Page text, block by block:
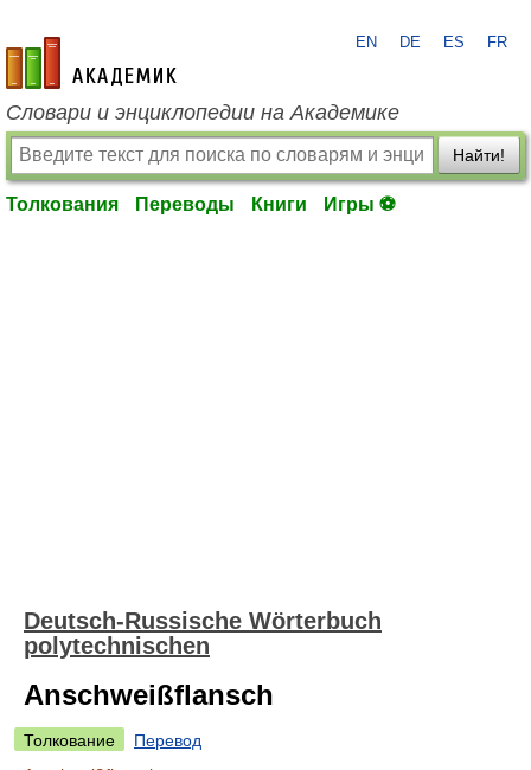
academic.ru
EN DE ES FR
Словари и энциклопедии на Академике
Найти!
Толкования Переводы Книги Игры ⚽
Deutsch-Russische Wörterbuch
polytechnischen
Anschweißflansch
Толкование
Перевод